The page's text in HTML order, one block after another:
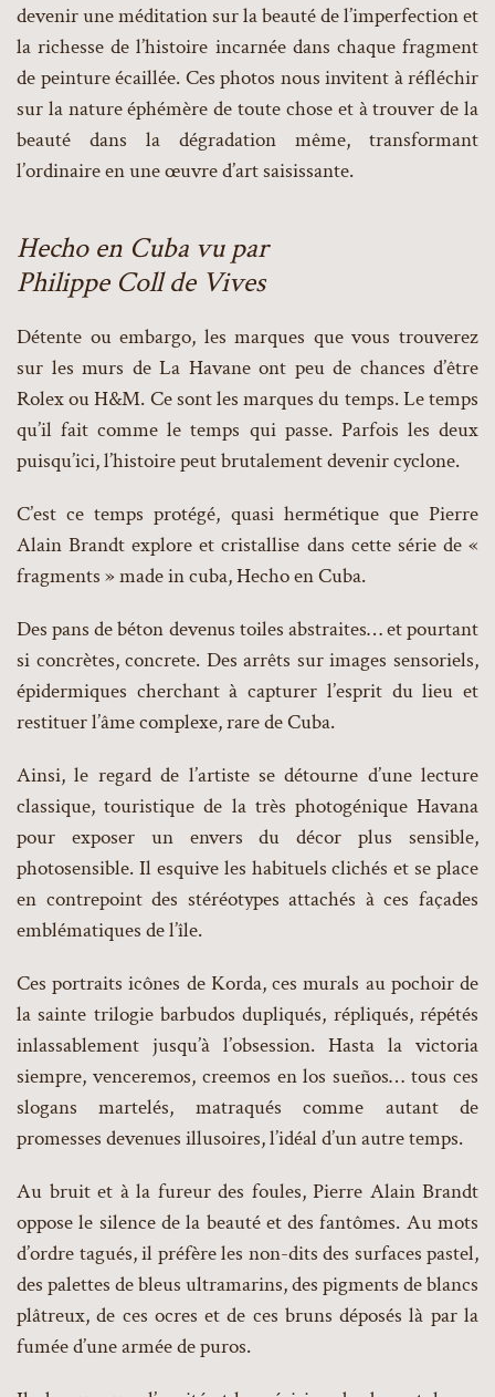
devenir une méditation sur la beauté de l’imperfection et
la richesse de l’histoire incarnée dans chaque fragment
de peinture écaillée. Ces photos nous invitent à réfléchir
sur la nature éphémère de toute chose et à trouver de la
beauté dans la dégradation même, transformant
l’ordinaire en une œuvre d’art saisissante.
Hecho en Cuba vu par
Philippe Coll de Vives
Détente ou embargo, les marques que vous trouverez
sur les murs de La Havane ont peu de chances d’être
Rolex ou H&M. Ce sont les marques du temps. Le temps
qu’il fait comme le temps qui passe. Parfois les deux
puisqu’ici, l’histoire peut brutalement devenir cyclone.
C’est ce temps protégé, quasi hermétique que Pierre
Alain Brandt explore et cristallise dans cette série de «
fragments » made in cuba, Hecho en Cuba.
Des pans de béton devenus toiles abstraites… et pourtant
si concrètes, concrete. Des arrêts sur images sensoriels,
épidermiques cherchant à capturer l’esprit du lieu et
restituer l’âme complexe, rare de Cuba.
Ainsi, le regard de l’artiste se détourne d’une lecture
classique, touristique de la très photogénique Havana
pour exposer un envers du décor plus sensible,
photosensible. Il esquive les habituels clichés et se place
en contrepoint des stéréotypes attachés à ces façades
emblématiques de l’île.
Ces portraits icônes de Korda, ces murals au pochoir de
la sainte trilogie barbudos dupliqués, répliqués, répétés
inlassablement jusqu’à l’obsession. Hasta la victoria
siempre, venceremos, creemos en los sueños… tous ces
slogans martelés, matraqués comme autant de
promesses devenues illusoires, l’idéal d’un autre temps.
Au bruit et à la fureur des foules, Pierre Alain Brandt
oppose le silence de la beauté et des fantômes. Au mots
d’ordre tagués, il préfère les non-dits des surfaces pastel,
des palettes de bleus ultramarins, des pigments de blancs
plâtreux, de ces ocres et de ces bruns déposés là par la
fumée d’une armée de puros.